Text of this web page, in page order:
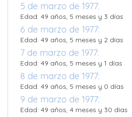
5 de marzo de 1977:
Edad: 49 años, 5 meses y 3 días
6 de marzo de 1977:
Edad: 49 años, 5 meses y 2 días
7 de marzo de 1977:
Edad: 49 años, 5 meses y 1 días
8 de marzo de 1977:
Edad: 49 años, 5 meses y 0 días
9 de marzo de 1977:
Edad: 49 años, 4 meses y 30 días